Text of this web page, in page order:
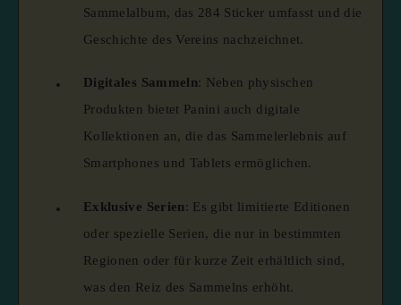
Sammelalbum, das 284 Sticker umfasst und die
Geschichte des Vereins nachzeichnet.
Digitales Sammeln: Neben physischen
Produkten bietet Panini auch digitale
Kollektionen an, die das Sammelerlebnis auf
Smartphones und Tablets ermöglichen.
Exklusive Serien: Es gibt limitierte Editionen
oder spezielle Serien, die nur in bestimmten
Regionen oder für kurze Zeit erhältlich sind,
was den Reiz des Sammelns erhöht.